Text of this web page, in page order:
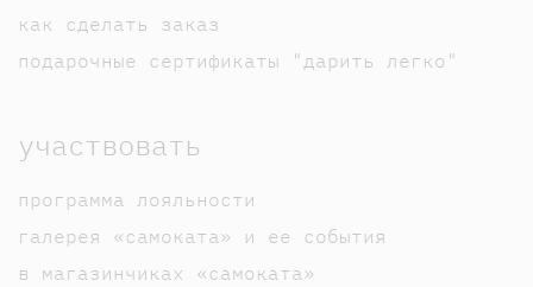
как сделать заказ
подарочные сертификаты "дарить легко"
участвовать
программа лояльности
галерея «самоката» и ее события
в магазинчиках «самоката»